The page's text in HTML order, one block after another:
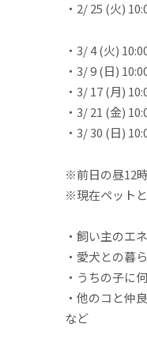
・2/ 25 (火)
・3/ 4 (火)
・3/ 9 (日)
・3/ 17 (月)
・3/ 21 (金)
・3/ 30 (日)
※前日の昼12
※現在ペット
・飼い主のエ
・愛犬との暮
・うちの子に
・他のコと仲
など